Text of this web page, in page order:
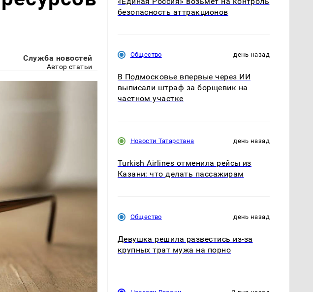
Служба новостей
Автор статьи
безопасность аттракционов
Общество день назад
В Подмосковье впервые через ИИ
выписали штраф за борщевик на
частном участке
Новости Татарстана день назад
Turkish Airlines отменила рейсы из
Казани: что делать пассажирам
Общество день назад
Девушка решила развестись из-за
крупных трат мужа на порно